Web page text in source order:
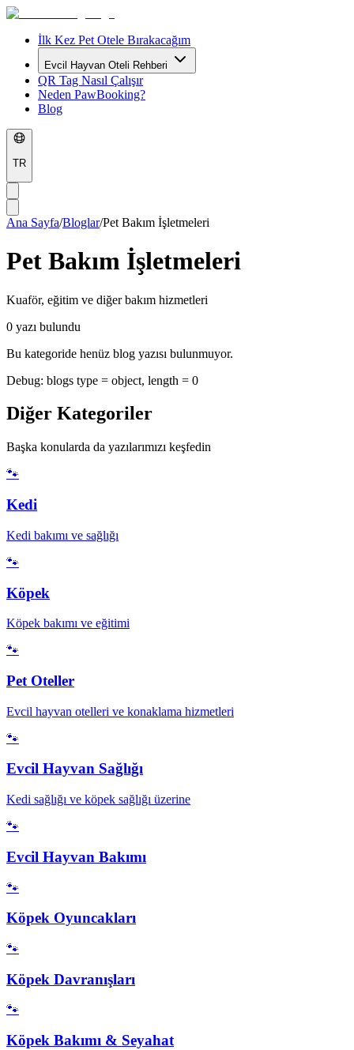
İlk Kez Pet Otele Bırakacağım
Evcil Hayvan Oteli Rehberi
QR Tag Nasıl Çalışır
Neden PawBooking?
Blog
TR
Ana Sayfa/Bloglar/Pet Bakım İşletmeleri
Pet Bakım İşletmeleri
Kuaför, eğitim ve diğer bakım hizmetleri
0 yazı bulundu
Bu kategoride henüz blog yazısı bulunmuyor.
Debug: blogs type = object, length = 0
Diğer Kategoriler
Başka konularda da yazılarımızı keşfedin
🐾
Kedi
Kedi bakımı ve sağlığı
🐾
Köpek
Köpek bakımı ve eğitimi
🐾
Pet Oteller
Evcil hayvan otelleri ve konaklama hizmetleri
🐾
Evcil Hayvan Sağlığı
Kedi sağlığı ve köpek sağlığı üzerine
🐾
Evcil Hayvan Bakımı
🐾
Köpek Oyuncakları
🐾
Köpek Davranışları
🐾
Köpek Bakımı & Seyahat